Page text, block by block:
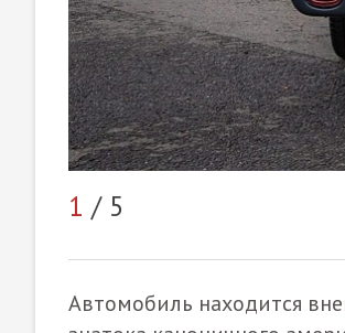
1 / 5
Автомобиль находится